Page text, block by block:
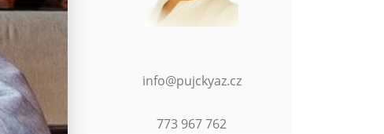
info@pujckyaz.cz
773 967 762